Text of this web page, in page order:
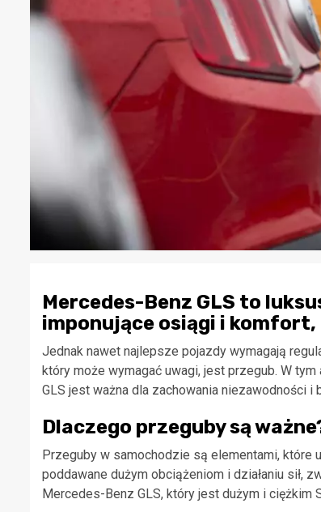
Mercedes-Benz GLS to
imponujące osiągi i
Jednak nawet najlepsze pojazdy wymagają
który może wymagać uwagi, jest przegub. W
GLS jest ważna dla zachowania niezawodności i
Dlaczego przeguby są
Przeguby w samochodzie są elementami, które
poddawane dużym obciążeniom i działaniu sił,
Mercedes-Benz GLS, który jest dużym i ciężkim